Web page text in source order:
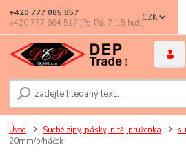
CZK
+420 777 085 857
+420 777 664 517 (Po-Pá, 7-15 hod.)
Úvod Suché zipy, pásky, nitě, pruženka
20mm/b/háček